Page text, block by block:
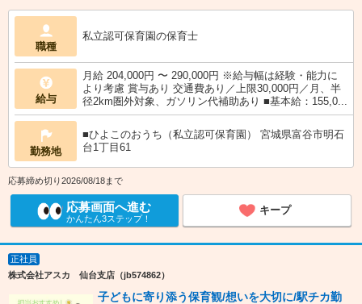
職種
私立認可保育園の保育士
給与
月給 204,000円 〜 290,000円 ※給与幅は経験・能力に
より考慮 賞与あり 交通費あり／上限30,000円／月、半
径2km圏外対象、ガソリン代補助あり ■基本給：155,0...
勤務地
■ひよこのおうち（私立認可保育園） 宮城県富谷市明石
台1丁目61
応募締め切り2026/08/18まで
応募画面へ進む
かんたん3ステップ！
キープ
正社員
株式会社アスカ 仙台支店（jb574862）
子どもに寄り添う保育観/想いを大切に/駅チカ勤